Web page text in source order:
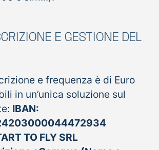
E GESTIONE DEL
e frequenza è di Euro
in un’unica soluzione sul
IBAN:
TO FLY SRL